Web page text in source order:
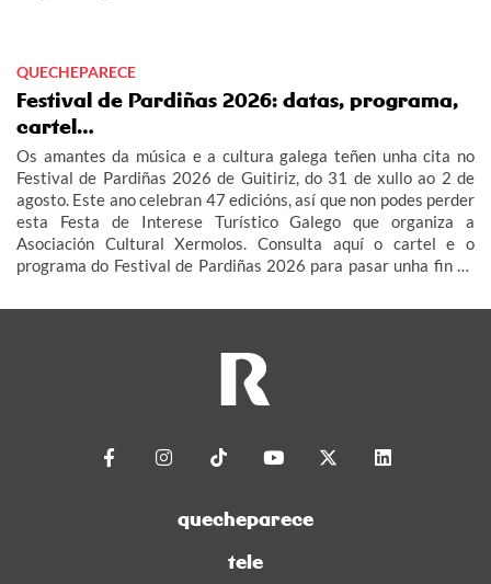
QUECHEPARECE
Festival de Pardiñas 2026: datas, programa,
cartel…
Os amantes da música e a cultura galega teñen unha cita no
Festival de Pardiñas 2026 de Guitiriz, do 31 de xullo ao 2 de
agosto. Este ano celebran 47 edicións, así que non podes perder
esta Festa de Interese Turístico Galego que organiza a
Asociación Cultural Xermolos. Consulta aquí o cartel e o
programa do Festival de Pardiñas 2026 para pasar unha fin de
quecheparece
tele